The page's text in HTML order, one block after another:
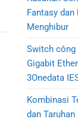
Fantasy dan
Menghibur
Switch công
Gigabit
3Onedata
Kombinasi
dan Taruhan